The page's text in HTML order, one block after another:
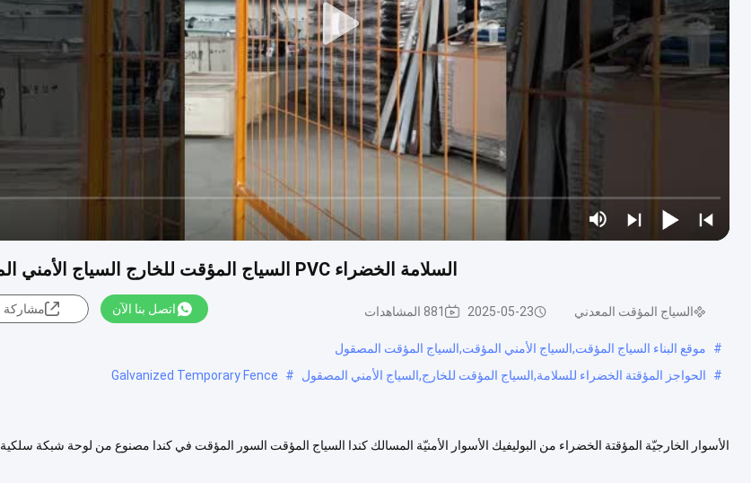
السلامة الخضراء PVC السياج المؤقت للخارج السياج الأمني المغلف
السياج المؤقت المعدني 2025-05-23 881 المشاهدات اتصل بنا الآن مشاركة
#
موقع البناء السياج المؤقت,السياج الأمني المؤقت,السياج المؤقت المصقول
#
الحواجز المؤقتة الخضراء للسلامة,السياج المؤقت للخارج,السياج الأمني المصقول #
Galvanized Temporary Fence
الأسوار الخارجيّة المؤقتة الخضراء من البوليفيك الأسوار الأمنيّة المسالك كندا السياج المؤقت السور المؤقت في كندا مصنوع من لوحة شبكة سلكية